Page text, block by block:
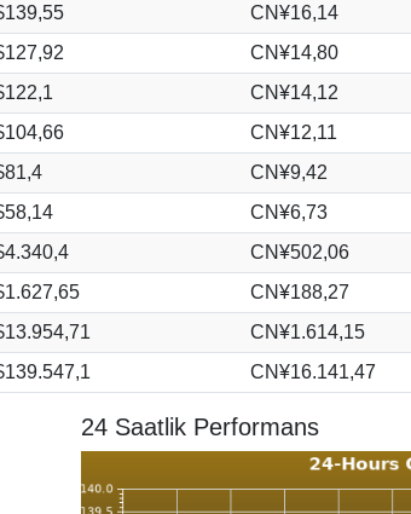
CN¥16,14
CN¥14,80
CN¥14,12
CN¥12,11
CN¥9,42
CN¥6,73
CN¥502,06
CN¥188,27
CN¥1.614,15
CN¥16.141,47
24 Saatlik Performans